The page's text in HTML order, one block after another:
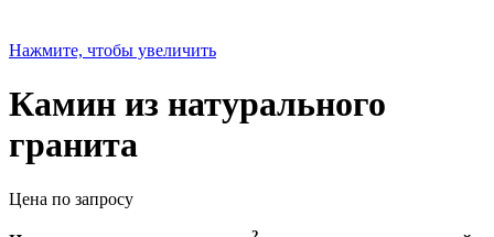
Нажмите, чтобы увеличить
Камин из натурального
гранита
Цена по запросу